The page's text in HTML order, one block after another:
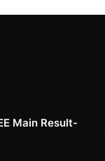
Main Result-